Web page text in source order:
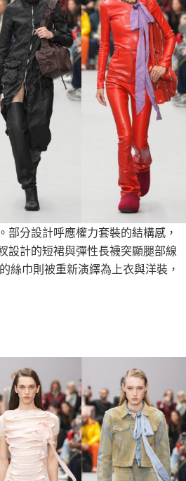
分設計呼應權力套裝的結構感，
設計的短裙與彈性長襪突顯腿部線
絲巾則被重新演繹為上衣與洋裝，